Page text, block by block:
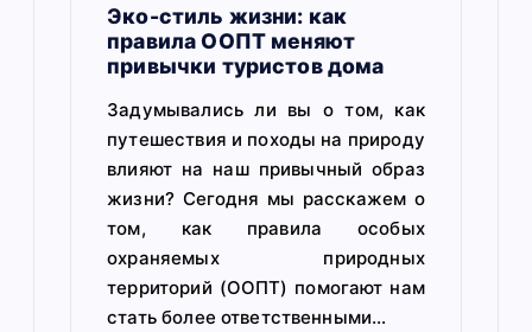
Эко-стиль жизни: как
правила ООПТ меняют
привычки туристов дома
Задумывались ли вы о том, как
путешествия и походы на природу
влияют на наш привычный образ
жизни? Сегодня мы расскажем о
том, как правила особых
охраняемых природных
территорий (ООПТ) помогают нам
стать более ответственными…